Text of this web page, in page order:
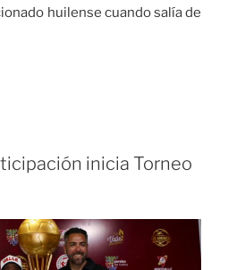
huilense cuando salía de
inicia Torneo